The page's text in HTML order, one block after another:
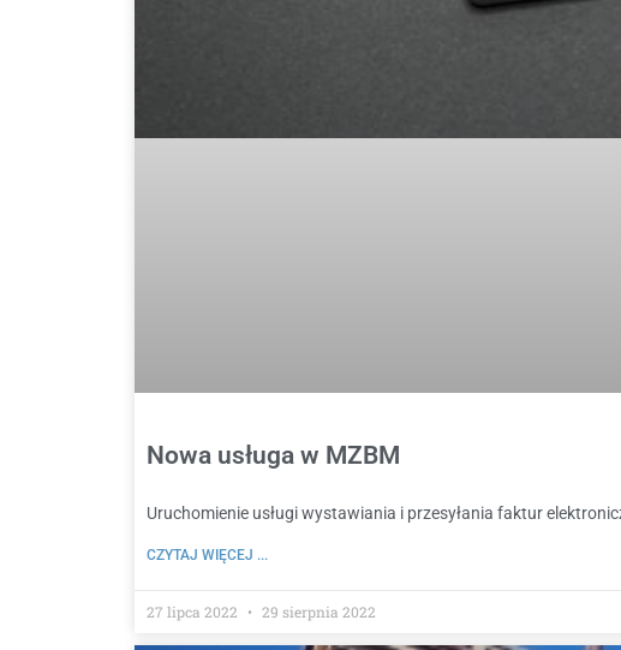
Nowa usługa w MZBM
Uruchomienie usługi wystawiania i przesyłania faktur
CZYTAJ WIĘCEJ ...
27 lipca 2022 29 sierpnia 2022